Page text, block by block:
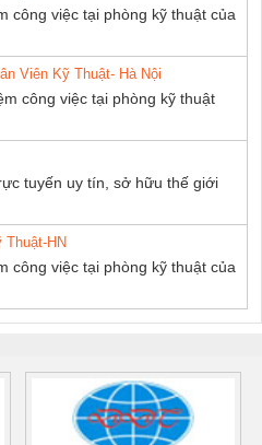
công việc tại phòng kỹ thuật của
Viên Kỹ Thuật- Hà Nội
công việc tại phòng kỹ thuật
tuyến uy tín, sở hữu thế giới
Thuật-HN
công việc tại phòng kỹ thuật của